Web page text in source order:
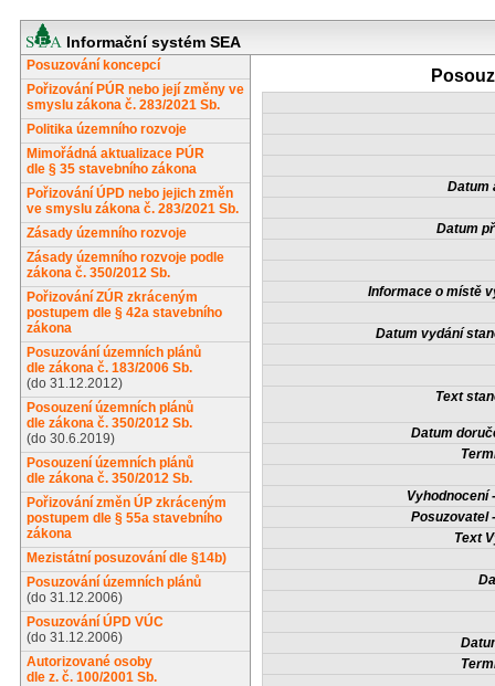
Informační systém SEA
Posuzování koncepcí
Pořizování PÚR nebo její změny ve
smyslu zákona č. 283/2021 Sb.
Politika územního rozvoje
Mimořádná aktualizace PÚR
dle § 35 stavebního zákona
Pořizování ÚPD nebo jejich změn
ve smyslu zákona č. 283/2021 Sb.
Zásady územního rozvoje
Zásady územního rozvoje podle
zákona č. 350/2012 Sb.
Pořizování ZÚR zkráceným
postupem dle § 42a stavebního
zákona
Posuzování územních plánů
dle zákona č. 183/2006 Sb.
(do 31.12.2012)
Posouzení územních plánů
dle zákona č. 350/2012 Sb.
(do 30.6.2019)
Posouzení územních plánů
dle zákona č. 350/2012 Sb.
Pořizování změn ÚP zkráceným
postupem dle § 55a stavebního
zákona
Mezistátní posuzování dle §14b)
Posuzování územních plánů
(do 31.12.2006)
Posuzování ÚPD VÚC
(do 31.12.2006)
Autorizované osoby
dle z. č. 100/2001 Sb.
Datum
Datum
Informace o místě
Datum vydání
Text
Datum
Vyhodnocení
Posuzovatel
Text